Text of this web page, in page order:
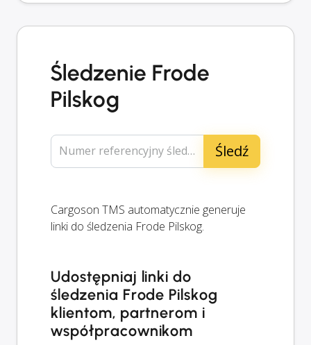
Śledzenie Frode
Pilskog
Numer referencyjny śledzenia...
Cargoson TMS automatycznie generuje
linki do śledzenia Frode Pilskog.
Udostępniaj linki do
śledzenia Frode Pilskog
klientom, partnerom i
współpracownikom